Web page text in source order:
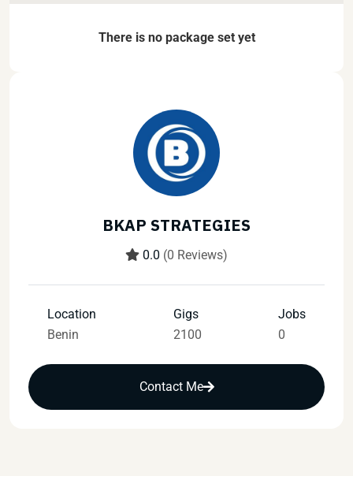
There is no package set yet
BKAP STRATEGIES
0.0 (0 Reviews)
Location
Benin
Gigs
2100
Jobs
0
Contact Me